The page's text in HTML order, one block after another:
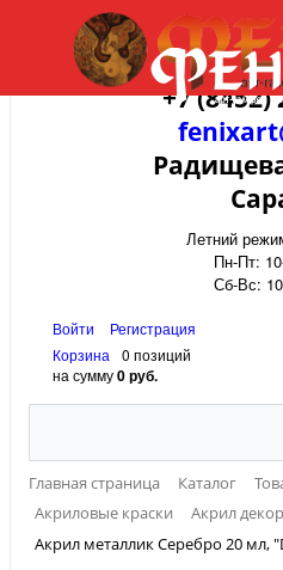
+7 (8452)
Летний
Пн-Пт:
Сб-Вс:
Войти
Регистрация
Корзина
0 позиций
на сумму0 руб.
Главная страница Каталог
Акриловые краски
Акрил
Акрил металлик Серебро 20 мл,